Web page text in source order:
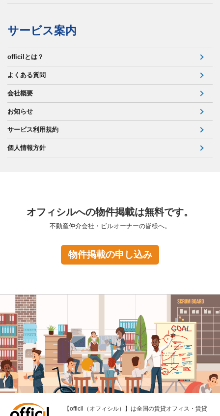
サービス案内
officilとは？
よくある質問
会社概要
お知らせ
サービス利用規約
個人情報方針
オフィシルへの物件掲載は無料です。
不動産仲介会社・ビルオーナーの皆様へ。
物件掲載の申し込み
【officil（オフィシル）】は全国の賃貸オフィス・賃貸